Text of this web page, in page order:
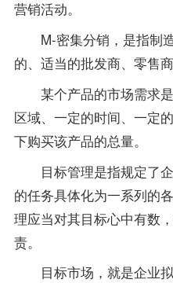
营销活动。
M-密集分销，是指制
的、适当的批发商、零售商
某个产品的市场需求是
区域、一定的时间、一定
下购买该产品的总量。
目标管理是指规定了企
的任务具体化为一系列的
理应当对其目标心中有数
责。
目标市场，就是企业拟